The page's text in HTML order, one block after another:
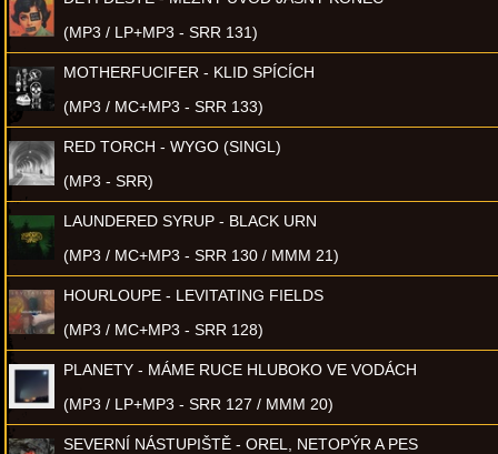
(MP3 / LP+MP3 - SRR 131)
MOTHERFUCIFER - KLID SPÍCÍCH
(MP3 / MC+MP3 - SRR 133)
RED TORCH - WYGO (SINGL)
(MP3 - SRR)
LAUNDERED SYRUP - BLACK URN
(MP3 / MC+MP3 - SRR 130 / MMM 21)
HOURLOUPE - LEVITATING FIELDS
(MP3 / MC+MP3 - SRR 128)
PLANETY - MÁME RUCE HLUBOKO VE VODÁCH
(MP3 / LP+MP3 - SRR 127 / MMM 20)
SEVERNÍ NÁSTUPIŠTĚ - OREL, NETOPÝR A PES